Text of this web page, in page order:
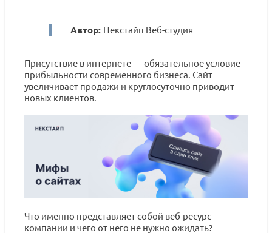
Автор: Некстайп Веб-студия
Присутствие в интернете — обязательное условие
прибыльности современного бизнеса. Сайт
увеличивает продажи и круглосуточно приводит
новых клиентов.
Что именно представляет собой веб-ресурс
компании и чего от него не нужно ожидать?